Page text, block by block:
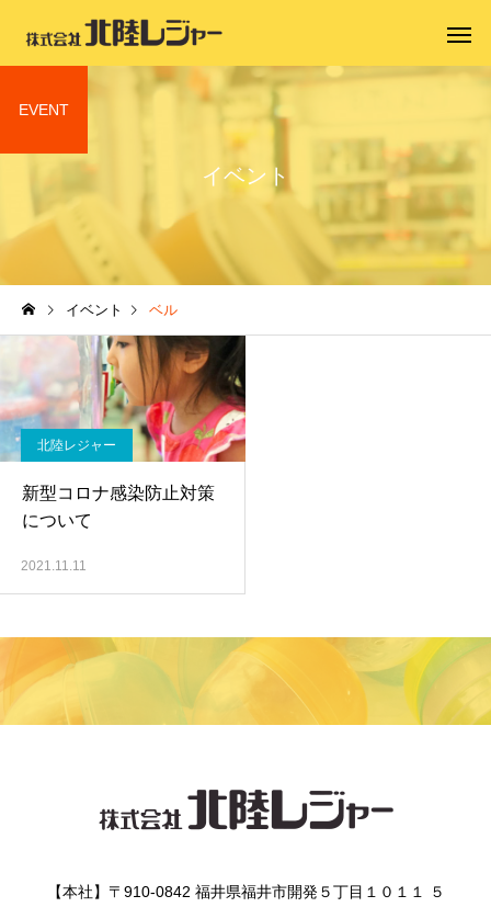
イベント
EVENT
イベント ベル
北陸レジャー
新型コロナ感染防止対策
について
2021.11.11
【本社】〒910-0842 福井県福井市開発５丁目１０１１ ５